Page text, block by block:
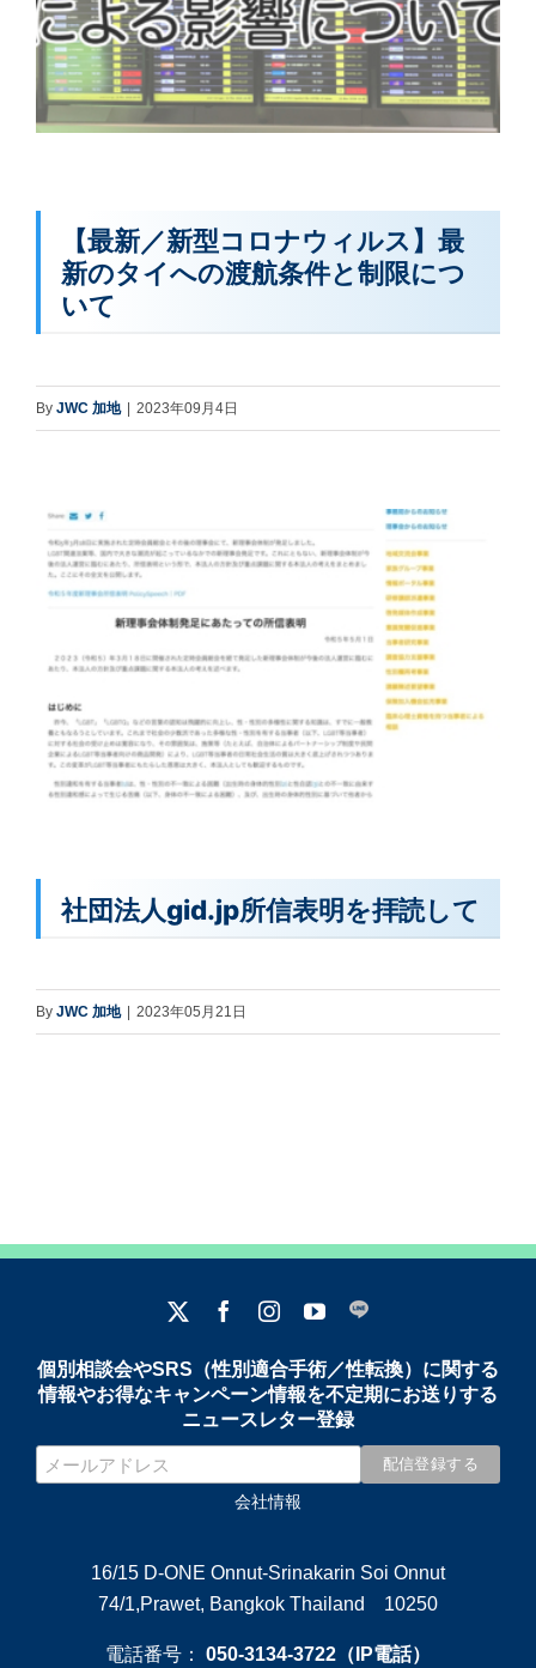
【最新／新型コロナウィルス】最
新のタイへの渡航条件と制限につ
いて
By JWC 加地 | 2023年09月4日
社団法人gid.jp所信表明を拝読して
By JWC 加地 2023年05月21日
個別相談会やSRS（性別適合手術／性転換）に関する
情報やお得なキャンペーン情報を不定期にお送りする
ニュースレター登録
会社情報
16/15 D-ONE Onnut-Srinakarin Soi Onnut
74/1,Prawet, Bangkok Thailand 10250
電話番号： 050-3134-3722（IP電話）